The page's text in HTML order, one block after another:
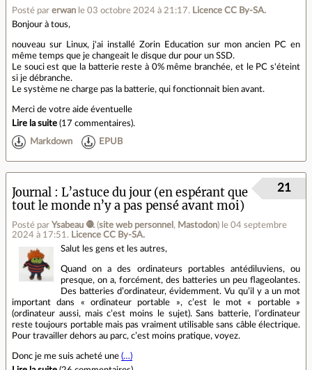
Posté par erwan le 03 octobre 2024 à 21:17. Licence CC By‑SA.
Bonjour à tous,
nouveau sur Linux, j'ai installé Zorin Education sur mon ancien PC en
même temps que je changeait le disque dur pour un SSD.
Le souci est que la batterie reste à 0% même branchée, et le PC s'éteint
si je débranche.
Le système ne charge pas la batterie, qui fonctionnait bien avant.
Merci de votre aide éventuelle
Lire la suite (17 commentaires).
Markdown EPUB
Journal
L’astuce du jour (en espérant que
tout le monde n’y a pas pensé avant moi)
Posté par Ysabeau 🧶 (site web personnel , Mastodon) le 04 septembre
2024 à 17:51 . Licence CC By‑SA.
21
Salut les gens et les autres,
Quand on a des ordinateurs portables antédiluviens, ou
presque, on a, forcément, des batteries un peu flageolantes.
Des batteries d’ordinateur, évidemment. Vu qu’il y a un mot
important dans « ordinateur portable », c’est le mot « portable »
(ordinateur aussi, mais c’est moins le sujet). Sans batterie, l’ordinateur
reste toujours portable mais pas vraiment utilisable sans câble électrique.
Pour travailler dehors au parc, c’est moins pratique, voyez.
Donc je me suis acheté une (…)